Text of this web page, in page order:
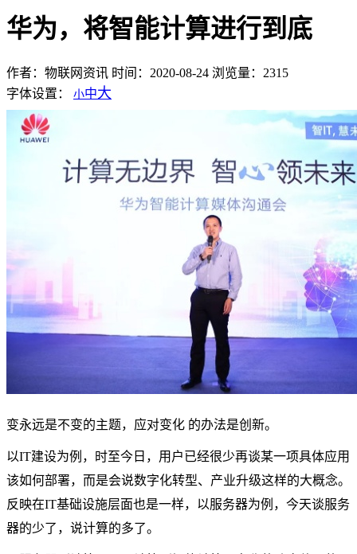
华为，将智能计算进行到底
作者：物联网资讯 时间：2020-08-24 浏览量：2315
字体设置： 小中大
变永远是不变的主题，应对变化 的办法是创新。
以IT建设为例，时至今日，用户已经很少再谈某一项具体应用
该如何部署，而是会说数字化转型、产业升级这样的大概念。
反映在IT基础设施层面也是一样，以服务器为例，今天谈服务
器的少了，说计算的多了。